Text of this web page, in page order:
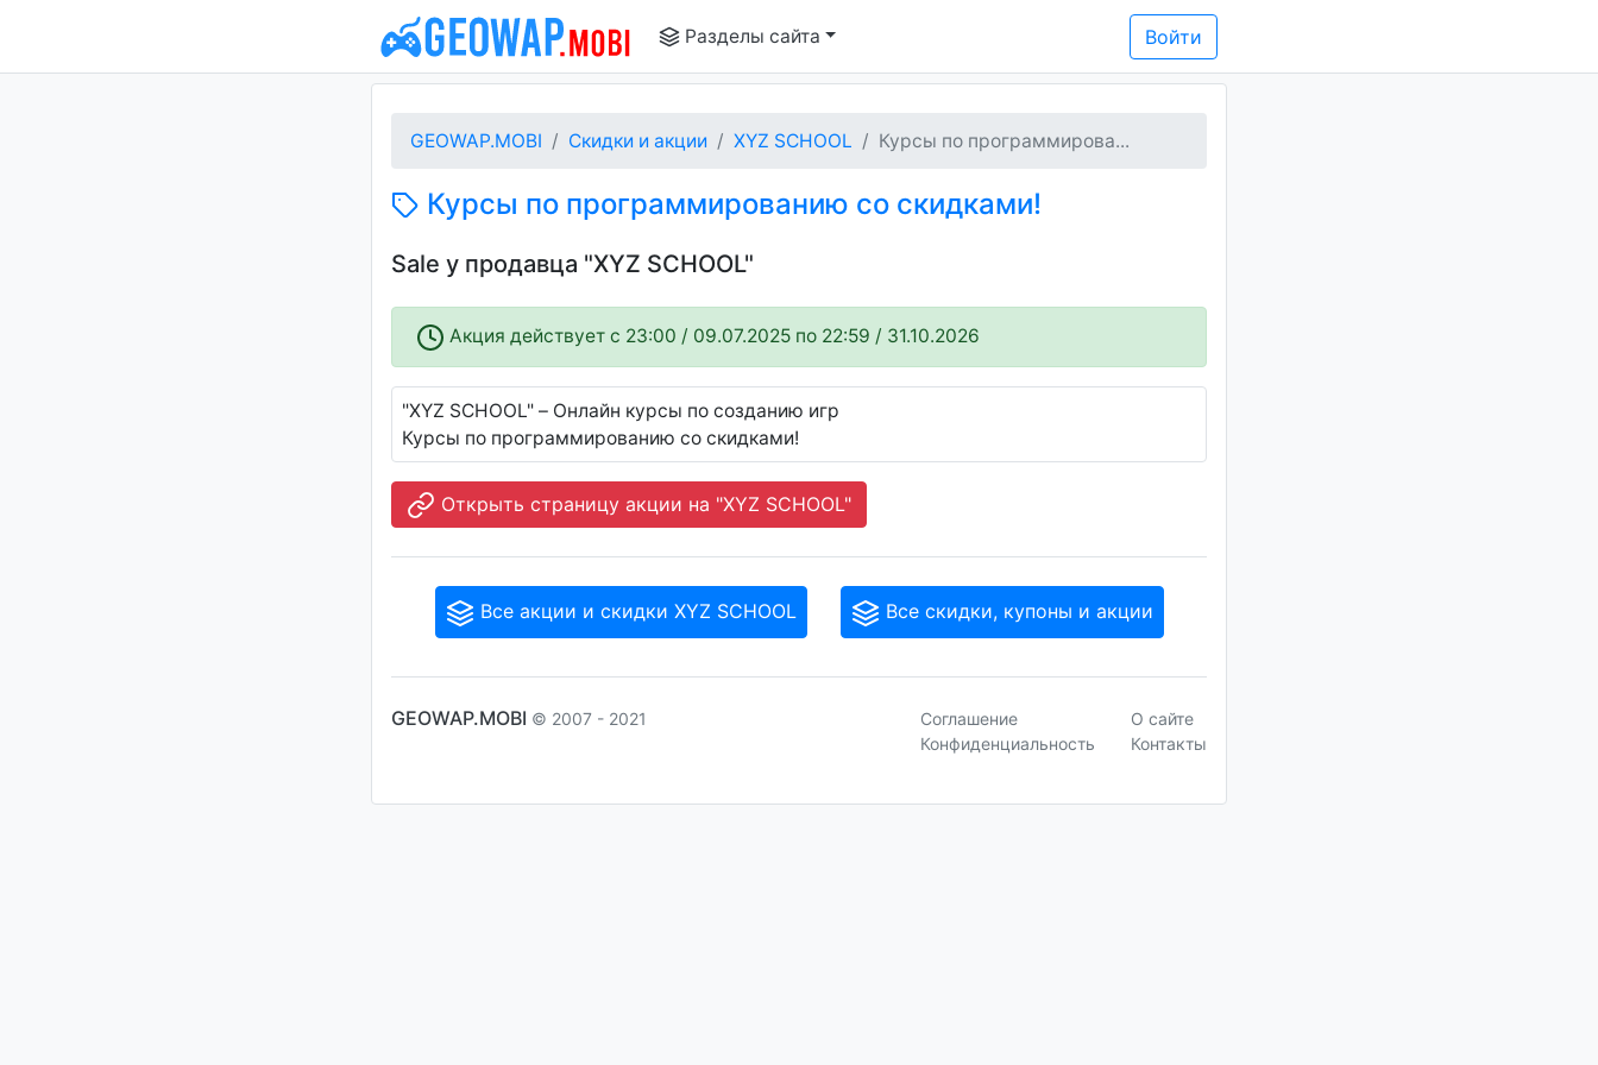
Разделы сайта Войти
GEOWAP.MOBI Скидки и акции XYZ SCHOOL Курсы по программирова...
Курсы по программированию со скидками!
Sale у продавца "XYZ SCHOOL"
Акция действует c 23:00 / 09.07.2025 по 22:59 / 31.10.2026
"XYZ SCHOOL" – Онлайн курсы по созданию игр
Курсы по программированию со скидками!
Открыть страницу акции на "XYZ SCHOOL"
Все акции и скидки XYZ SCHOOL Все скидки, купоны и акции
GEOWAP.MOBI © 2007 - 2021
Соглашение
Конфиденциальность
О сайте
Контакты